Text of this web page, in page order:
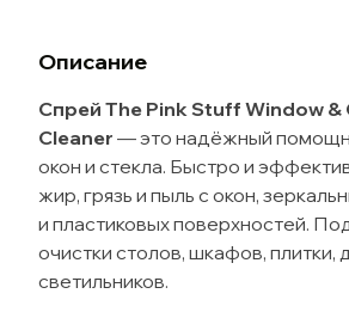
Описание
Спрей The Pink Stuff Window &
Cleaner — это надёжный
окон и стекла. Быстро и
жир, грязь и пыль с окон,
и пластиковых поверхностей.
очистки столов, шкафов, плитки,
светильников.